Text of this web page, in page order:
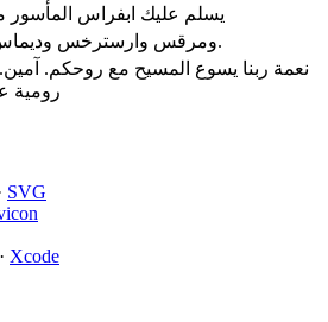
يسلم عليك ابفراس
ومرقس وارسترخس وديماس ولوقا العاملون معي.
نعمة ربنا يسوع المسيح مع روحكم.
رومية
SVG
· Xcode